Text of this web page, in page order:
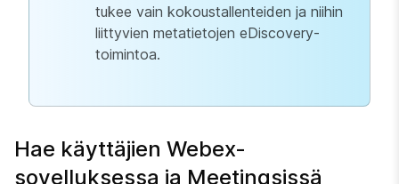
tukee vain kokoustallenteiden ja niihin
liittyvien metatietojen eDiscovery-
toimintoa.
Hae käyttäjien Webex-
sovelluksessa ja Meetingsissä